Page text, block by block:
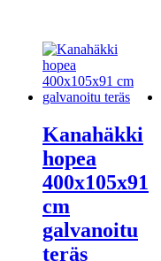
Kanahäkki
hopea
400x105x91
cm
galvanoitu
teräs